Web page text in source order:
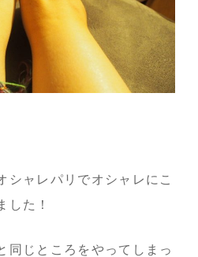
シャレパリでオシャレにこ
した！
同じところをやってしまっ